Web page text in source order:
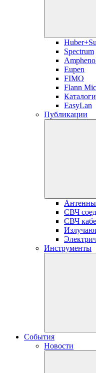
Spectrum
Eupen
FIMO
Flann
EasyLan
Публикации
Антенны
СВЧ
СВЧ
Инструменты
События
Новости